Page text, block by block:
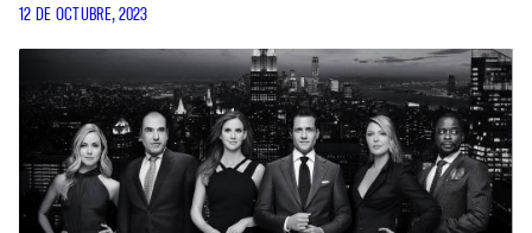
12 DE OCTUBRE, 2023